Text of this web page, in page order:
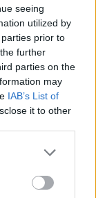
seeing
utilized by
prior to
further
parties on the
may
IAB’s List of
it to other